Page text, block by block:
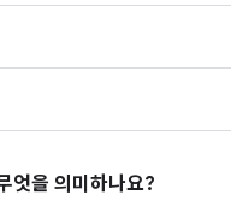
엇을 의미하나요?